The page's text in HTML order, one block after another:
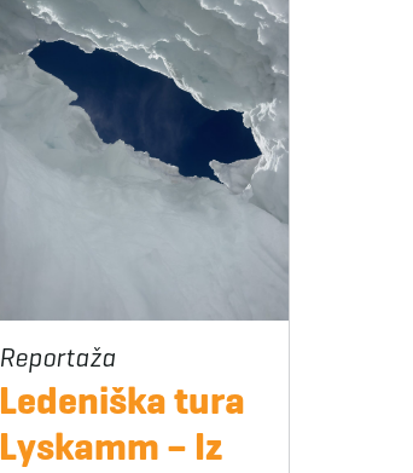
Ledeniška tura
Lyskamm – Iz